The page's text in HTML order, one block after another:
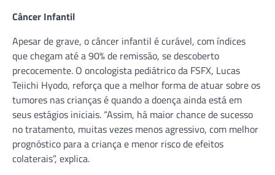
Câncer Infantil
Apesar de grave, o câncer infantil é curável, com índices
que chegam até a 90% de remissão, se descoberto
precocemente. O oncologista pediátrico da FSFX, Lucas
Teiichi Hyodo, reforça que a melhor forma de atuar sobre os
tumores nas crianças é quando a doença ainda está em
seus estágios iniciais. “Assim, há maior chance de sucesso
no tratamento, muitas vezes menos agressivo, com melhor
prognóstico para a criança e menor risco de efeitos
colaterais”, explica.